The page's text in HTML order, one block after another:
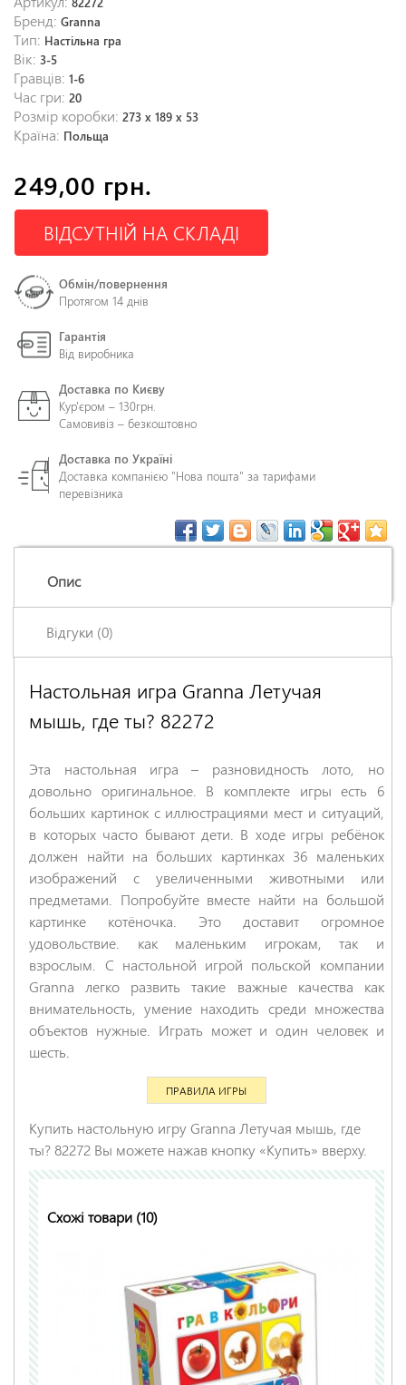
Бренд: Granna
Тип: Настільна гра
Вік: 3-5
Гравців: 1-6
Час гри: 20
Розмір коробки: 273 x 189 x 53
Країна: Польща
249,00 грн.
ВІДСУТНІЙ НА СКЛАДІ
Обмін/повернення
Протягом 14 днів
Гарантія
Від виробника
Доставка по Києву
Кур'єром – 130грн.
Самовивіз – безкоштовно
Доставка по Україні
Доставка компанією "Нова пошта" за тарифами
перевізника
Опис
Відгуки (0)
Настольная игра Granna Летучая
мышь, где ты? 82272
Эта настольная игра – разновидность лото, но
довольно оригинальное. В комплекте игры есть 6
больших картинок с иллюстрациями мест и ситуаций,
в которых часто бывают дети. В ходе игры ребёнок
должен найти на больших картинках 36 маленьких
изображений с увеличенными животными или
предметами. Попробуйте вместе найти на большой
картинке котёночка. Это доставит огромное
удовольствие. как маленьким игрокам, так и
взрослым. С настольной игрой польской компании
Granna легко развить такие важные качества как
внимательность, умение находить среди множества
объектов нужные. Играть может и один человек и
шесть.
ПРАВИЛА ИГРЫ
Купить настольную игру Granna Летучая мышь, где
ты? 82272 Вы можете нажав кнопку «Купить» вверху.
Схожі товари (10)
Залишіть відгук про цей товар першими
*
Ім'я
*
Заголовок відгуку
Відгук
НАДІСЛАТИ ВІДГУК